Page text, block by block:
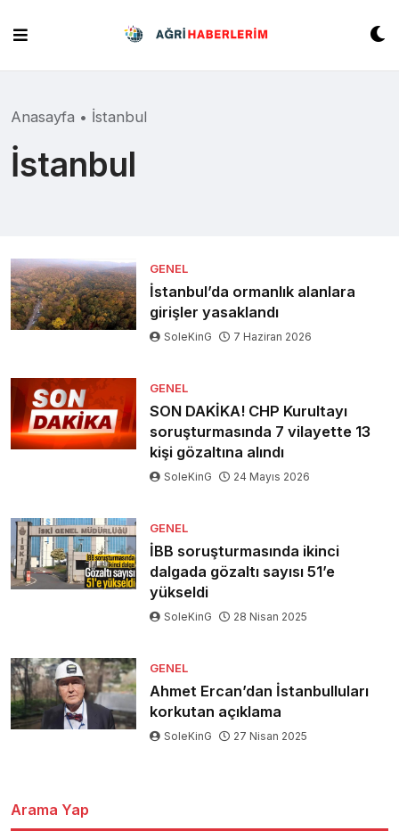
content
Anasayfa • İstanbul
İstanbul
GENEL
İstanbul’da ormanlık alanlara
girişler yasaklandı
SoleKinG 7 Haziran 2026
GENEL
SON DAKİKA! CHP Kurultayı
soruşturmasında 7 vilayette 13
kişi gözaltına alındı
SoleKinG 24 Mayıs 2026
GENEL
İBB soruşturmasında ikinci
dalgada gözaltı sayısı 51’e
yükseldi
SoleKinG 28 Nisan 2025
GENEL
Ahmet Ercan’dan İstanbulluları
korkutan açıklama
SoleKinG 27 Nisan 2025
Arama Yap